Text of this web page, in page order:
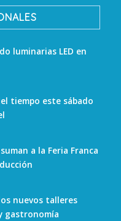
luminarias LED en
tiempo este sábado
a la Feria Franca
nuevos talleres
gastronomía